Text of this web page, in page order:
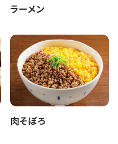
ラーメン
肉そぼろ